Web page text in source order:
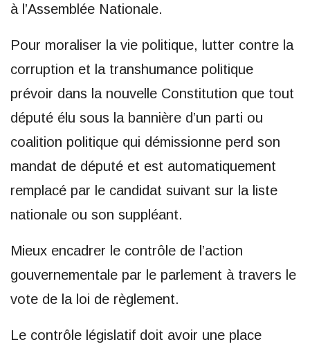
à l’Assemblée Nationale.
Pour moraliser la vie politique, lutter contre la
corruption et la transhumance politique
prévoir dans la nouvelle Constitution que tout
député élu sous la bannière d’un parti ou
coalition politique qui démissionne perd son
mandat de député et est automatiquement
remplacé par le candidat suivant sur la liste
nationale ou son suppléant.
Mieux encadrer le contrôle de l’action
gouvernementale par le parlement à travers le
vote de la loi de règlement.
Le contrôle législatif doit avoir une place